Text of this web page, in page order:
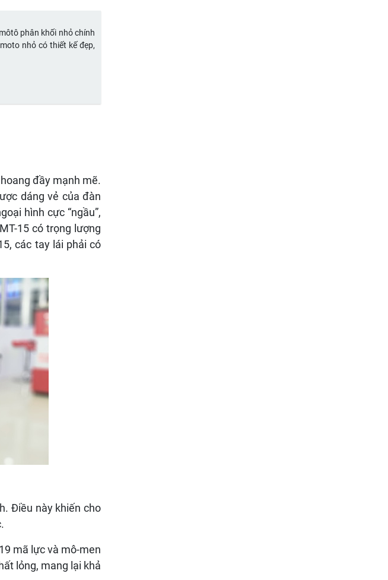
phân khối nhỏ chính
nhỏ có thiết kế đẹp,
đầy mạnh mẽ.
dáng vẻ của đàn
hình cực “ngầu”,
15 có trọng lượng
các tay lái phải có
Điều này khiến cho
mã lực và mô-men
lỏng, mang lại khả